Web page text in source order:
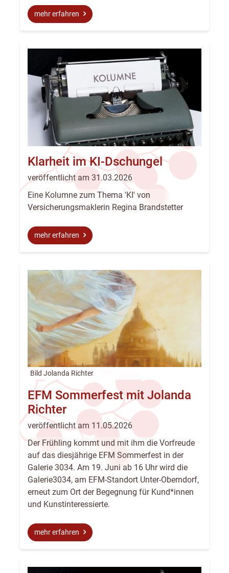
mehr erfahren
Klarheit im KI-Dschungel
veröffentlicht am 31.03.2026
Eine Kolumne zum Thema 'KI' von
Versicherungsmaklerin Regina Brandstetter
mehr erfahren
Bild Jolanda Richter
EFM Sommerfest mit Jolanda
Richter
veröffentlicht am 11.05.2026
Der Frühling kommt und mit ihm die Vorfreude
auf das diesjährige EFM Sommerfest in der
Galerie 3034. Am 19. Juni ab 16 Uhr wird die
Galerie3034, am EFM-Standort Unter-Oberndorf,
erneut zum Ort der Begegnung für Kund*innen
und Kunstinteressierte.
mehr erfahren